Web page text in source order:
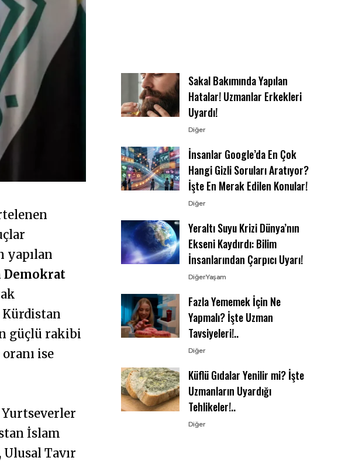
yapılan
Demokrat
Kürdistan
güçlü rakibi
ise
Yurtseverler
İslam
Tavır
Sakal Bakımında Yapılan
Hatalar! Uzmanlar Erkekleri
Uyardı!
Diğer
İnsanlar Google’da En Çok
Hangi Gizli Soruları Aratıyor?
İşte En Merak Edilen Konular!
Diğer
Yeraltı Suyu Krizi Dünya’nın
Ekseni Kaydırdı: Bilim
İnsanlarından Çarpıcı Uyarı!
DiğerYaşam
Fazla Yememek İçin Ne
Yapmalı? İşte Uzman
Tavsiyeleri!..
Diğer
Küflü Gıdalar Yenilir mi? İşte
Uzmanların Uyardığı
Tehlikeler!..
Diğer